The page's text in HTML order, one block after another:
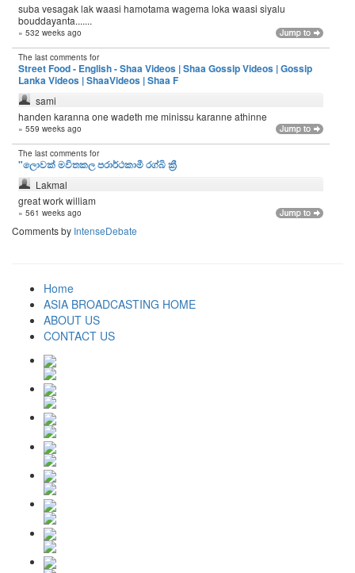
suba vesagak lak waasi hamotama wagema loka waasi siyalu
bouddayanta.......
» 532 weeks ago
The last comments for
Street Food - English - Shaa Videos | Shaa Gossip Videos | Gossip
Lanka Videos | ShaaVideos | Shaa F
sami
handen karanna one wadeth me minissu karanne athinne
» 559 weeks ago
The last comments for
"ලොවක් මවිතකල පරාර්ථකාමී රග්බි ක්‍රී
Lakmal
great work william
» 561 weeks ago
Comments by IntenseDebate
Home
ASIA BROADCASTING HOME
ABOUT US
CONTACT US